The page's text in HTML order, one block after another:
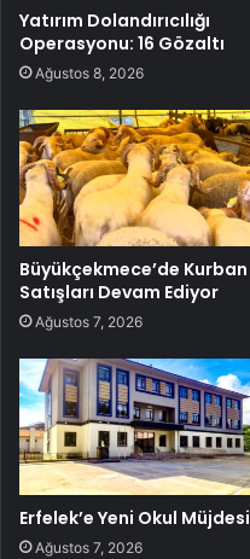
Yatırım Dolandırıcılığı
Operasyonu: 16 Gözaltı
Ağustos 8, 2026
Büyükçekmece’de Kurban
Satışları Devam Ediyor
Ağustos 7, 2026
Erfelek’e Yeni Okul Müjdesi
Ağustos 7, 2026